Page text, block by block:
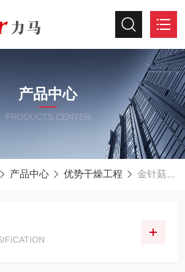
产品中心
PRODUCTS CENTER
产品中心 优势干燥工程 金针菇专用非标烘干机